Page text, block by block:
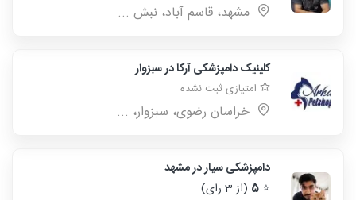
مشهد، قاسم آباد، نبش ...
کلینیک دامپزشکی آرکا در سبزوار
امتیازی ثبت نشده
خراسان رضوی، سبزوار، ...
دامپزشکی سیار در مشهد
⭐
5 (از 3 رای)